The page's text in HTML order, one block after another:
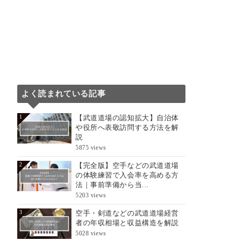
よく読まれている記事
1
【武道道場の認知拡大】自治体
や役所へ表敬訪問する方法を解
説
5875 views
2
【完全版】空手などの武道道場
の体験練習で入会率を高める方
法｜事前準備から当...
5203 views
3
空手・剣道などの武道道場経営
者の年収相場と収益構造を解説
5028 views